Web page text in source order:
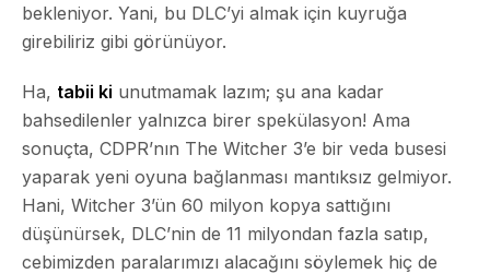
bekleniyor. Yani, bu DLC’yi almak için kuyruğa
girebiliriz gibi görünüyor.
Ha, tabii ki unutmamak lazım; şu ana kadar
bahsedilenler yalnızca birer spekülasyon! Ama
sonuçta, CDPR’nın The Witcher 3’e bir veda busesi
yaparak yeni oyuna bağlanması mantıksız gelmiyor.
Hani, Witcher 3’ün 60 milyon kopya sattığını
düşünürsek, DLC’nin de 11 milyondan fazla satıp,
cebimizden paralarımızı alacağını söylemek hiç de